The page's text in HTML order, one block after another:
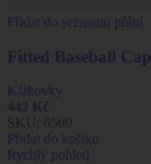
Přidat do seznamu přání
Fitted Baseball Cap
Kšiltovky
SKU: 6560
Přidat do košíku
Rychlý pohled